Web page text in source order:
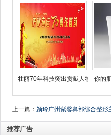
壮丽70年科技突出贡献人物 你的
上一篇： 颜玲广州紫馨鼻部综合整形
南皮肤高峰论坛
推荐广告